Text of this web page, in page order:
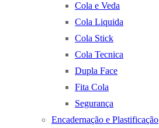
Cola e Veda
Cola Liquida
Cola Stick
Cola Tecnica
Dupla Face
Fita Cola
Segurança
Encadernação e Plastificação